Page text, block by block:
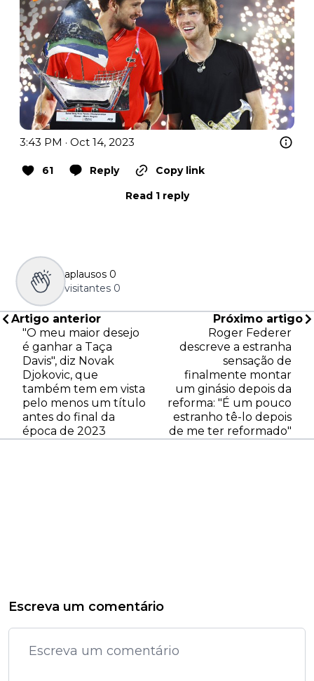
3:43 PM · Oct 14, 2023
61 Reply
Copy link
Read 1 reply
aplausos 0
visitantes 0
Artigo anterior
"O meu maior desejo
é ganhar a Taça
Davis", diz Novak
Djokovic, que
também tem em vista
pelo menos um título
antes do final da
época de 2023
Próximo artigo
Roger Federer
descreve a estranha
sensação de
finalmente montar
um ginásio depois da
reforma: "É um pouco
estranho tê-lo depois
de me ter reformado"
Escreva um comentário